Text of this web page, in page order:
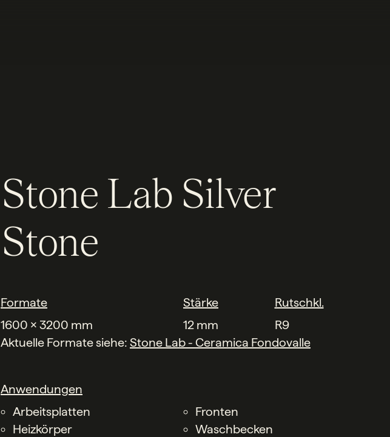
Stone Lab Silver
Stone
Formate Stärke
Rutschkl.
1600 x 3200 mm
12 mm
R9
Aktuelle Formate siehe: Stone Lab - Ceramica Fondovalle
Anwendungen
Arbeitsplatten
Fronten
Heizkörper
Waschbecken